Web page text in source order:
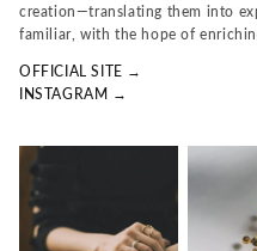
creation—translating them into
familiar, with the hope of
OFFICIAL SITE →
INSTAGRAM →